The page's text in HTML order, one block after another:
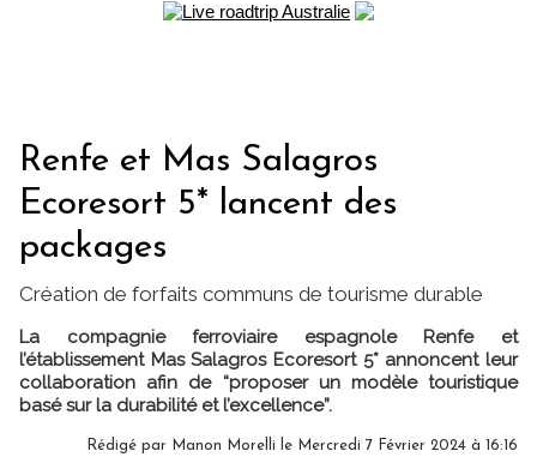
Renfe et Mas Salagros
Ecoresort 5* lancent des
packages
Création de forfaits communs de tourisme durable
La compagnie ferroviaire espagnole Renfe et
l’établissement Mas Salagros Ecoresort 5* annoncent leur
collaboration afin de “proposer un modèle touristique
basé sur la durabilité et l’excellence”.
Rédigé par Manon Morelli le Mercredi 7 Février 2024 à 16:16